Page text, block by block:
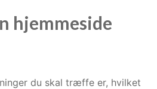
hjemmeside
du skal træffe er, hvilket